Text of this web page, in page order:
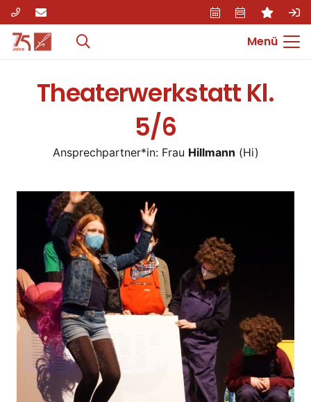
Menü
Theaterwerkstatt Kl.
5/6
Ansprechpartner*in: Frau Hillmann (Hi)